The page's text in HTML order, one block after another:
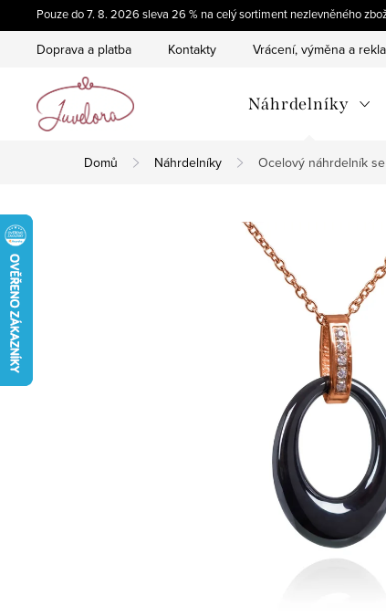
na
Pouze do 7. 8. 2026 sleva 26 % na celý sortiment nezlevněného
Doprava a platba Kontakty Vrácení, výměna a
Náhrdelníky
Domů Náhrdelníky Ocelový náhrdelník